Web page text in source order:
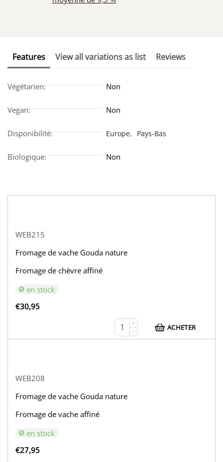
Features View all variations as list Reviews
Végétarien: Non
Vegan: Non
Disponibilité: Europe, Pays-Bas
Biologique: Non
WEB215
Fromage de vache Gouda nature
Fromage de chèvre affiné
en stock
€30,95
+
−
ACHETER
WEB208
Fromage de vache Gouda nature
Fromage de vache affiné
en stock
€27,95